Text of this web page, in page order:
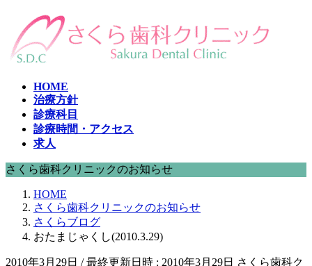
テ
ン
ゲ
ー
HOME
治療方針
診療科目
診療時間・アクセス
求人
さくら歯科クリニックのお知らせ
HOME
さくら歯科クリニックのお知らせ
さくらブログ
おたまじゃくし(2010.3.29)
2010年3月29日 / 最終更新日時 : 2010年3月29日 さくら歯科ク